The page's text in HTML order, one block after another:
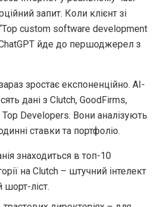
запит. Коли клієнт зі
custom software development
йде до першоджерел з
зростає експоненційно. AI-
дані з Clutch, GoodFirms,
Developers. Вони аналізують
ставки та портфоліо.
знаходиться в топ-10
на Clutch – штучний інтелект
шорт-ліст.